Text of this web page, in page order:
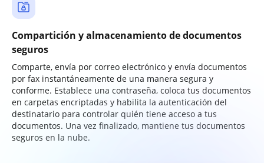
Compartición y almacenamiento de documentos
seguros
Comparte, envía por correo electrónico y envía documentos
por fax instantáneamente de una manera segura y
conforme. Establece una contraseña, coloca tus documentos
en carpetas encriptadas y habilita la autenticación del
destinatario para controlar quién tiene acceso a tus
documentos. Una vez finalizado, mantiene tus documentos
seguros en la nube.